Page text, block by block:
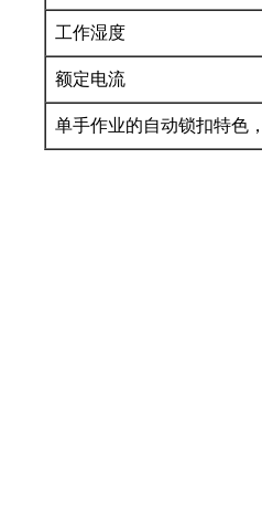
工作湿度
额定电流
单手作业的自动锁扣特色